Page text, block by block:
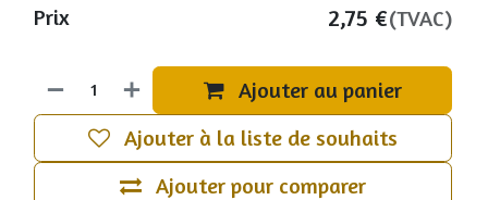
Ajouter au panier
Ajouter pour comparer
Ajouter à la liste de souhaits
Prix 2,75 €(TVAC)